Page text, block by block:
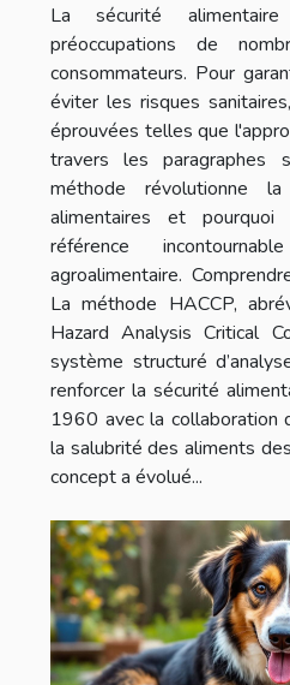
La sécurité
préoccupations de
consommateurs. Pour
éviter les risques
éprouvées telles que
travers les paragraphes
méthode révolutionne
alimentaires et
référence
agroalimentaire.
La méthode HACCP,
Hazard Analysis Critical
système structuré
renforcer la sécurité
1960 avec la collaboration
la salubrité des aliments
concept a évolué...